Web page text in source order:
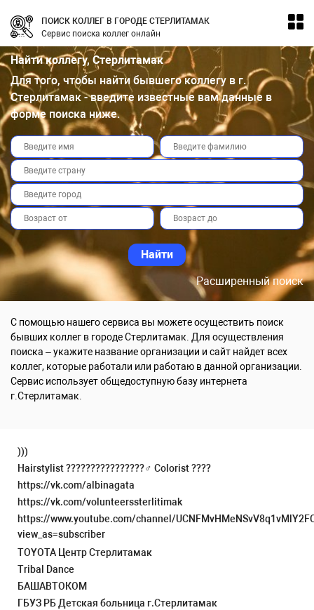
ПОИСК КОЛЛЕГ В ГОРОДЕ СТЕРЛИТАМАК
Сервис поиска коллег онлайн
Найти коллегу, Стерлитамак
Для того, чтобы найти бывшего коллегу в г.
Стерлитамак - введите известные вам данные в
форме поиска ниже.
Расширенный поиск
С помощью нашего сервиса вы можете осуществить поиск
бывших коллег в городе Стерлитамак. Для осуществления
поиска – укажите название организации и сайт найдет всех
коллег, которые работали или работаю в данной организации.
Сервис использует общедоступную базу интернета
г.Стерлитамак.
)))
Hairstylist ????????????????‍♂️ Colorist ????
https://vk.com/albinagata
https://vk.com/volunteerssterlitimak
https://www.youtube.com/channel/
view_as=subscriber
TOYOTA Центр Стерлитамак
Tribal Dance
БАШАВТОКОМ
ГБУЗ РБ Детская больница г.Стерлитамак